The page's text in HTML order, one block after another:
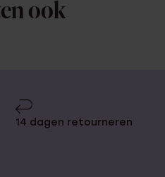
ook
14 dagen retourneren